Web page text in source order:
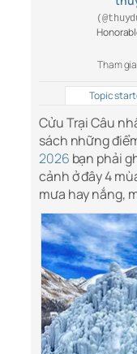
Tham
Topic
Cửu Trại Câu
sách những
2026 bạn phải
cảnh ở đây 4
mưa hay nắng,